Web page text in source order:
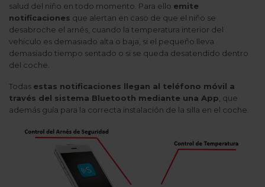
salud del niño en todo momento. Para ello emite
notificaciones que alertan en caso de que el niño se
desabroche el arnés, cuando la temperatura interior del
vehículo es demasiado alta o baja, si el pequeño lleva
demasiado tiempo sentado o si se queda desatendido dentro
del coche.
Todas estas notificaciones llegan al teléfono móvil a
través del sistema Bluetooth mediante una App , que
además guía para la correcta instalación de la silla en el coche.